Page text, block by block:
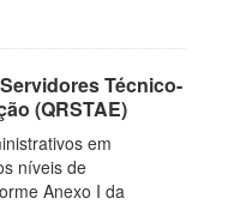
Técnico-
(QRSTAE)
em
níveis de
Anexo I da